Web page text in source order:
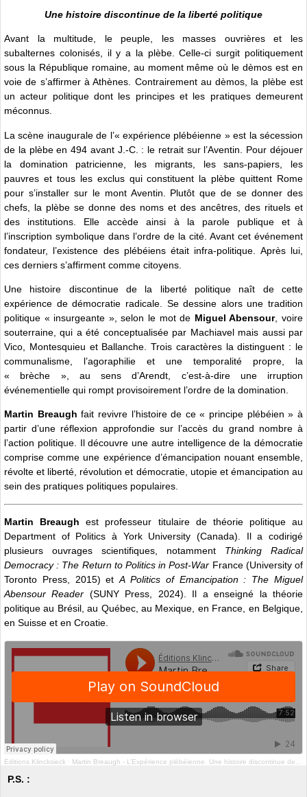
Une histoire discontinue de la liberté politique
Avant la multitude, le peuple, les masses ouvrières et les
subalternes colonisés, il y a la plèbe. Celle-ci surgit politiquement
sous la République romaine, au moment même où le dèmos est en
voie de s’affirmer à Athènes. Contrairement au dèmos, la plèbe est
un acteur politique dont les principes et les pratiques demeurent
méconnus.
La scène inaugurale de l’« expérience plébéienne » est la sécession
de la plèbe en 494 avant J.-C. : le retrait sur l’Aventin. Pour déjouer
la domination patricienne, les migrants, les sans-papiers, les
pauvres et tous les exclus qui constituent la plèbe quittent Rome
pour s’installer sur le mont Aventin. Plutôt que de se donner des
chefs, la plèbe se donne des noms et des ancêtres, des rituels et
des institutions. Elle accède ainsi à la parole publique et à
l’inscription symbolique dans l’ordre de la cité. Avant cet événement
fondateur, l’existence des plébéiens était infra-politique. Après lui,
ces derniers s’affirment comme citoyens.
Une histoire discontinue de la liberté politique naît de cette
expérience de démocratie radicale. Se dessine alors une tradition
politique « insurgeante », selon le mot de Miguel Abensour, voire
souterraine, qui a été conceptualisée par Machiavel mais aussi par
Vico, Montesquieu et Ballanche. Trois caractères la distinguent : le
communalisme, l’agoraphilie et une temporalité propre, la
« brèche », au sens d’Arendt, c’est-à-dire une irruption
événementielle qui rompt provisoirement l’ordre de la domination.
Martin Breaugh fait revivre l’histoire de ce « principe plébéien » à
partir d’une réflexion approfondie sur l’accès du grand nombre à
l’action politique. Il découvre une autre intelligence de la démocratie
comprise comme une expérience d’émancipation nouant ensemble,
révolte et liberté, révolution et démocratie, utopie et émancipation au
sein des pratiques politiques populaires.
Martin Breaugh est professeur titulaire de théorie politique au
Department of Politics à York University (Canada). Il a codirigé
plusieurs ouvrages scientifiques, notamment Thinking Radical
Democracy : The Return to Politics in Post-War France (University of
Toronto Press, 2015) etA Politics of Emancipation : The Miguel
Abensour Reader (SUNY Press, 2024). Il a enseigné la théorie
politique au Brésil, au Québec, au Mexique, en France, en Belgique,
en Suisse et en Croatie.
Éditions Klincksieck · Martin Breaugh - L’Expérience plébéienne. Une histoire discontinue de la liberté politique
P.S. :